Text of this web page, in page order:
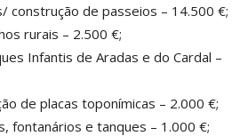
construção de passeios – 14.500 €;
rurais – 2.500 €;
Infantis de Aradas e do Cardal –
de placas toponímicas – 2.000 €;
fontanários e tanques – 1.000 €;